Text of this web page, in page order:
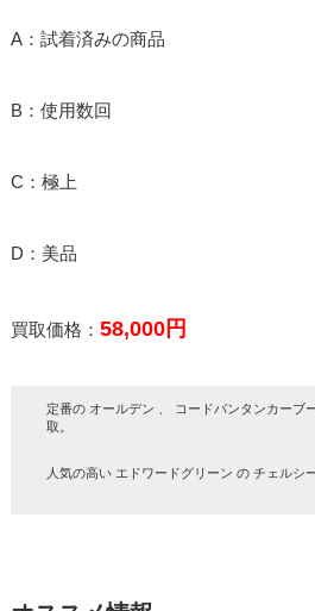
A：試着済みの商品
B：使用数回
C：極上
D：美品
買取価格： 58,000円
定番の オールデン 、 コードバンタンカーブ
取。
人気の高い エドワードグリーン の チェルシ